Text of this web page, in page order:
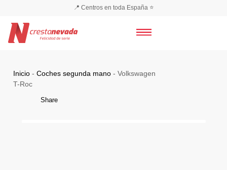
📍 Centros en toda España ⭐
Inicio -Coches segunda mano - Volkswagen
T-Roc
Share